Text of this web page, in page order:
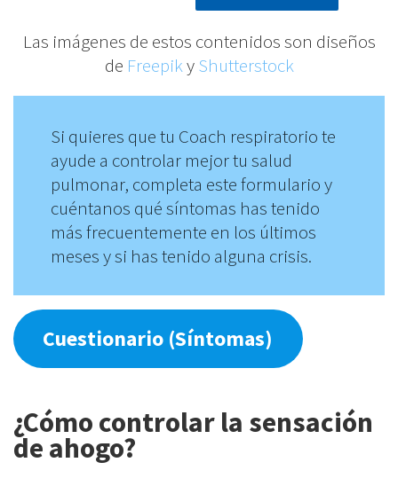
[Bronquiectasias –
Aceptación]
5 Questions
Módulo 3:
Tratamiento
farmacológico de las
bronquiectasias
6
Módulo 4: Control y
manejo de las
bronquiectasias
6
Módulo 5: Manejo del
estrés y la ansiedad
4
Las imágenes de estos contenidos son diseños
de FreepikyShutterstock
Si quieres que tu Coach respiratorio te
ayude a controlar mejor tu salud
pulmonar, completa este formulario y
cuéntanos qué síntomas has tenido
más frecuentemente en los últimos
meses y si has tenido alguna crisis.
Cuestionario (Síntomas)
¿Cómo controlar la sensación
de ahogo?
Contacta con nosotros
Tu nombre *
Tu email *
Asunto
Tu mensaje
He leído y comprendo laPolítica
de Privacidad.